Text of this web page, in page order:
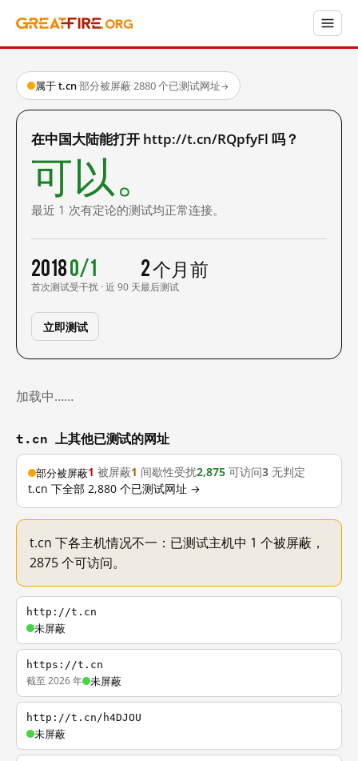
属于 t.cn·部分被屏蔽·2880 个已测试网址→
在中国大陆能打开 http://t.cn/RQpfyFl 吗？
可以。
最近 1 次有定论的测试均正常连接。
2018
首次测试
0/1
受干扰 · 近 90 天
2 个月前
最后测试
立即测试
加载中……
t.cn 上其他已测试的网址
部分被屏蔽1 被屏蔽1 间歇性受扰2,875 可访问3 无判定
t.cn 下全部 2,880 个已测试网址 →
t.cn 下各主机情况不一：已测试主机中 1 个被屏蔽，
2875 个可访问。
http://t.cn
未屏蔽
https://t.cn
截至 2026 年 未屏蔽
http://t.cn/h4DJOU
未屏蔽